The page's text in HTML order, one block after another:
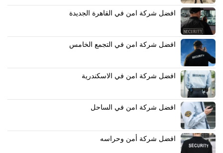
افضل شركة امن في القاهرة الجديدة
افضل شركة امن في التجمع الخامس
افضل شركة امن في الاسكندرية
افضل شركة امن في الساحل
افضل شركة أمن وحراسه